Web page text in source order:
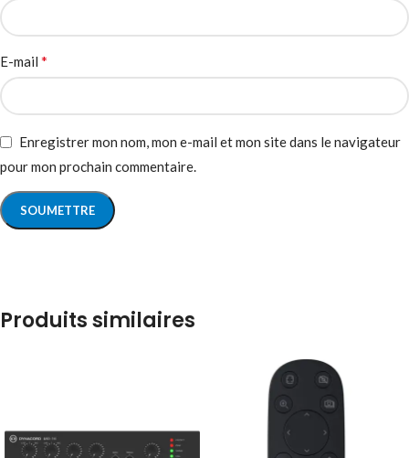
E-mail *
Enregistrer mon nom, mon e-mail et mon site dans le navigateur
pour mon prochain commentaire.
Produits similaires